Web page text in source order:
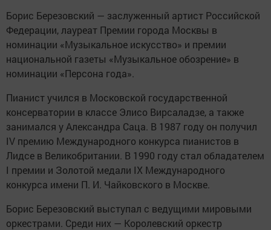
Борис Березовский — заслуженный артист Российской
Федерации, лауреат Премии города Москвы в
номинации «Музыкальное искусство» и премии
национальной газеты «Музыкальное обозрение» в
номинации «Персона года».
Пианист учился в Московской государственной
консерватории в классе Элисо Вирсаладзе, а также
занимался у Александра Саца. В 1987 году он получил
IV премию Международного конкурса пианистов в
Лидсе в Великобритании. В 1990 году стал обладателем
I премии и Золотой медали IX Международного
конкурса имени П. И. Чайковского в Москве.
Борис Березовский выступал с ведущими мировыми
оркестрами. Среди них — Королевский оркестр